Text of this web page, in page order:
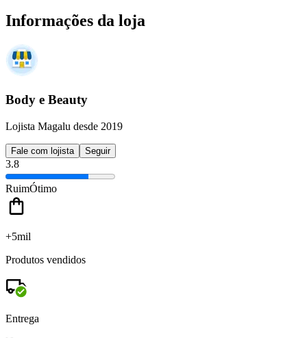
Informações da loja
Body e Beauty
Lojista Magalu desde 2019
Fale com lojista Seguir
3.8
RuimÓtimo
+5mil
Produtos vendidos
Entrega